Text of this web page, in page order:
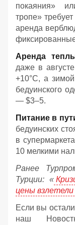
покаяния»
тропе»
аренда
Аренда
даже в
+10°C, а
бедуинского
— $3–5.
Питание в
бедуинских
в
10 мелкими
Ранее
Турции: «
цены взлетели
Если вы
наш